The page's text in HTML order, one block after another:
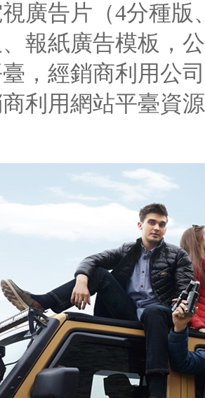
廣告片（4分種版
報紙廣告模板，
，經銷商利用公
利用網站平臺資